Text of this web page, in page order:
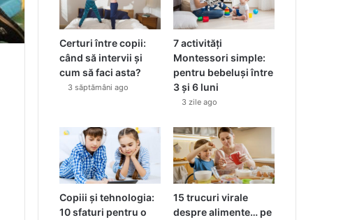
Certuri între copii:
când să intervii și
cum să faci asta?
3 săptămâni ago
7 activități
Montessori simple:
pentru bebeluși între
3 și 6 luni
3 zile ago
Copiii și tehnologia:
10 sfaturi pentru o
15 trucuri virale
despre alimente… pe